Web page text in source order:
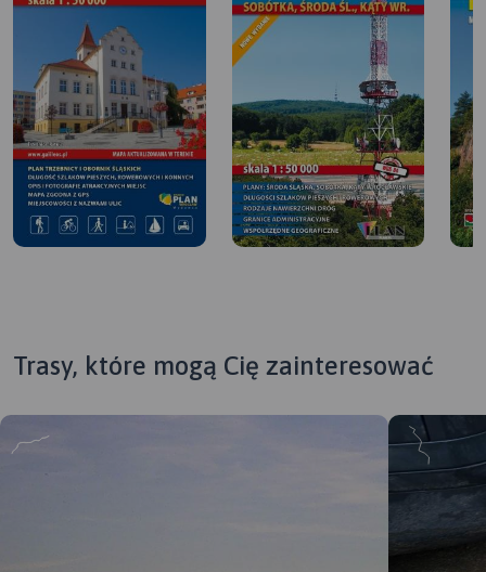
Trasy, które mogą Cię zainteresować